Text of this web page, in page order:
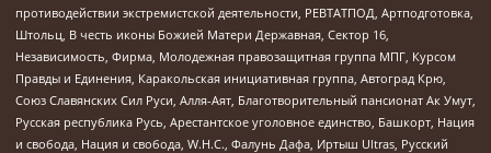
противодействии экстремистской деятельности, РЕВТАТПОД, Артподготовка,
Штольц, В честь иконы Божией Матери Державная, Сектор 16,
Независимость, Фирма, Молодежная правозащитная группа МПГ, Курсом
Правды и Единения, Каракольская инициативная группа, Автоград Крю,
Союз Славянских Сил Руси, Алля-Аят, Благотворительный пансионат Ак Умут,
Русская республика Русь, Арестантское уголовное единство, Башкорт, Нация
и свобода, Нация и свобода, W.H.С., Фалунь Дафа, Иртыш Ultras, Русский